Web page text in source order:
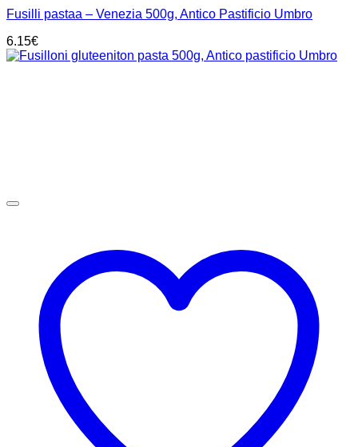
Fusilli pastaa – Venezia 500g, Antico Pastificio Umbro
6.15€